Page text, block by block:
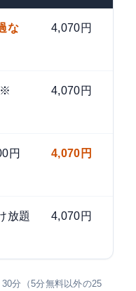
な
4,070円
※ 4,070円
円
4,070円
放題
4,070円
分（5分無料以外の25